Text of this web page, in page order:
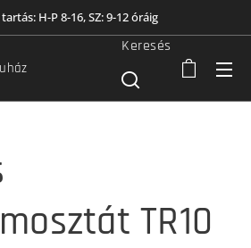
H-P 8-16, SZ: 9-12 óráig
Keresés
TR10